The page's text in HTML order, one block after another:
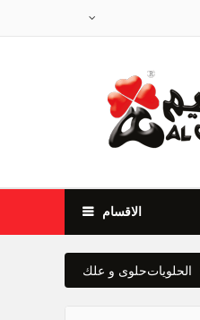
الاقسام
الحلوياتحلوى و علك